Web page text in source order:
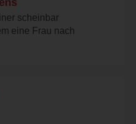
scheinbar
eine Frau nach